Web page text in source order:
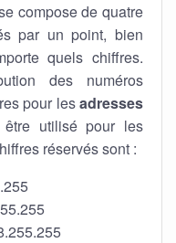
compose de quatre
par un point, bien
quels chiffres.
des numéros
pour lesadresses
utilisé pour les
réservés sont :